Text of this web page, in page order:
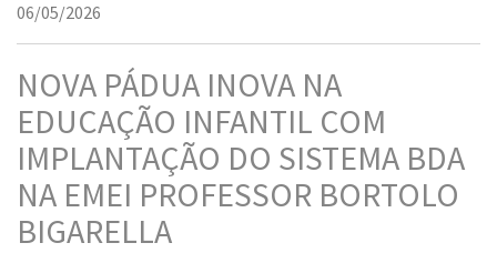
06/05/2026
NOVA PÁDUA INOVA NA
EDUCAÇÃO INFANTIL COM
IMPLANTAÇÃO DO SISTEMA BDA
NA EMEI PROFESSOR BORTOLO
BIGARELLA